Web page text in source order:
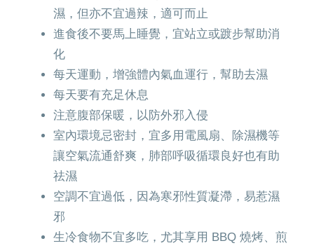
濕，但亦不宜過辣，適可而止
進食後不要馬上睡覺，宜站立或踱步幫助消
化
每天運動，增強體內氣血運行，幫助去濕
每天要有充足休息
注意腹部保暖，以防外邪入侵
室內環境忌密封，宜多用電風扇、除濕機等
讓空氣流通舒爽，肺部呼吸循環良好也有助
祛濕
空調不宜過低，因為寒邪性質凝滯，易惹濕
邪
生冷食物不宜多吃，尤其享用 BBQ 燒烤、煎